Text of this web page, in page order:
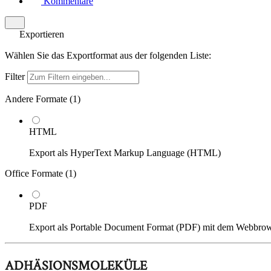
Exportieren
Wählen Sie das Exportformat aus der folgenden Liste:
Filter
Andere Formate (1)
HTML
Export als HyperText Markup Language (HTML)
Office Formate (1)
PDF
Export als Portable Document Format (PDF) mit dem
ADHÄSIONSMOLEKÜLE